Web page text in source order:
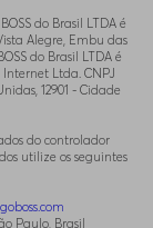
do Brasil LTDA é
Alegre, Embu das
do Brasil LTDA é
Ltda. CNPJ
12901 - Cidade
do controlador
utilize os seguintes
Paulo, Brasil